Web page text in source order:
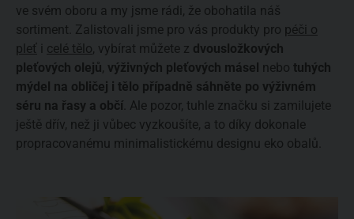
ve svém oboru a my jsme rádi, že obohatila náš
sortiment. Zalistovali jsme pro vás produkty pro péči o
pleť
celé tělo, vybírat můžete z dvousložkových
pleťových olejů, výživných pleťových másel nebo tuhých
mýdel na obličej i tělo případně sáhněte po výživném
séru na řasy a občí . Ale pozor, tuhle značku si zamilujete
ještě dřív, než ji vůbec vyzkoušíte, a to díky dokonale
propracovanému minimalistickému designu eko obalů.